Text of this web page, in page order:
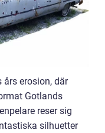
års erosion, där
Gotlands
reser sig
silhuetter